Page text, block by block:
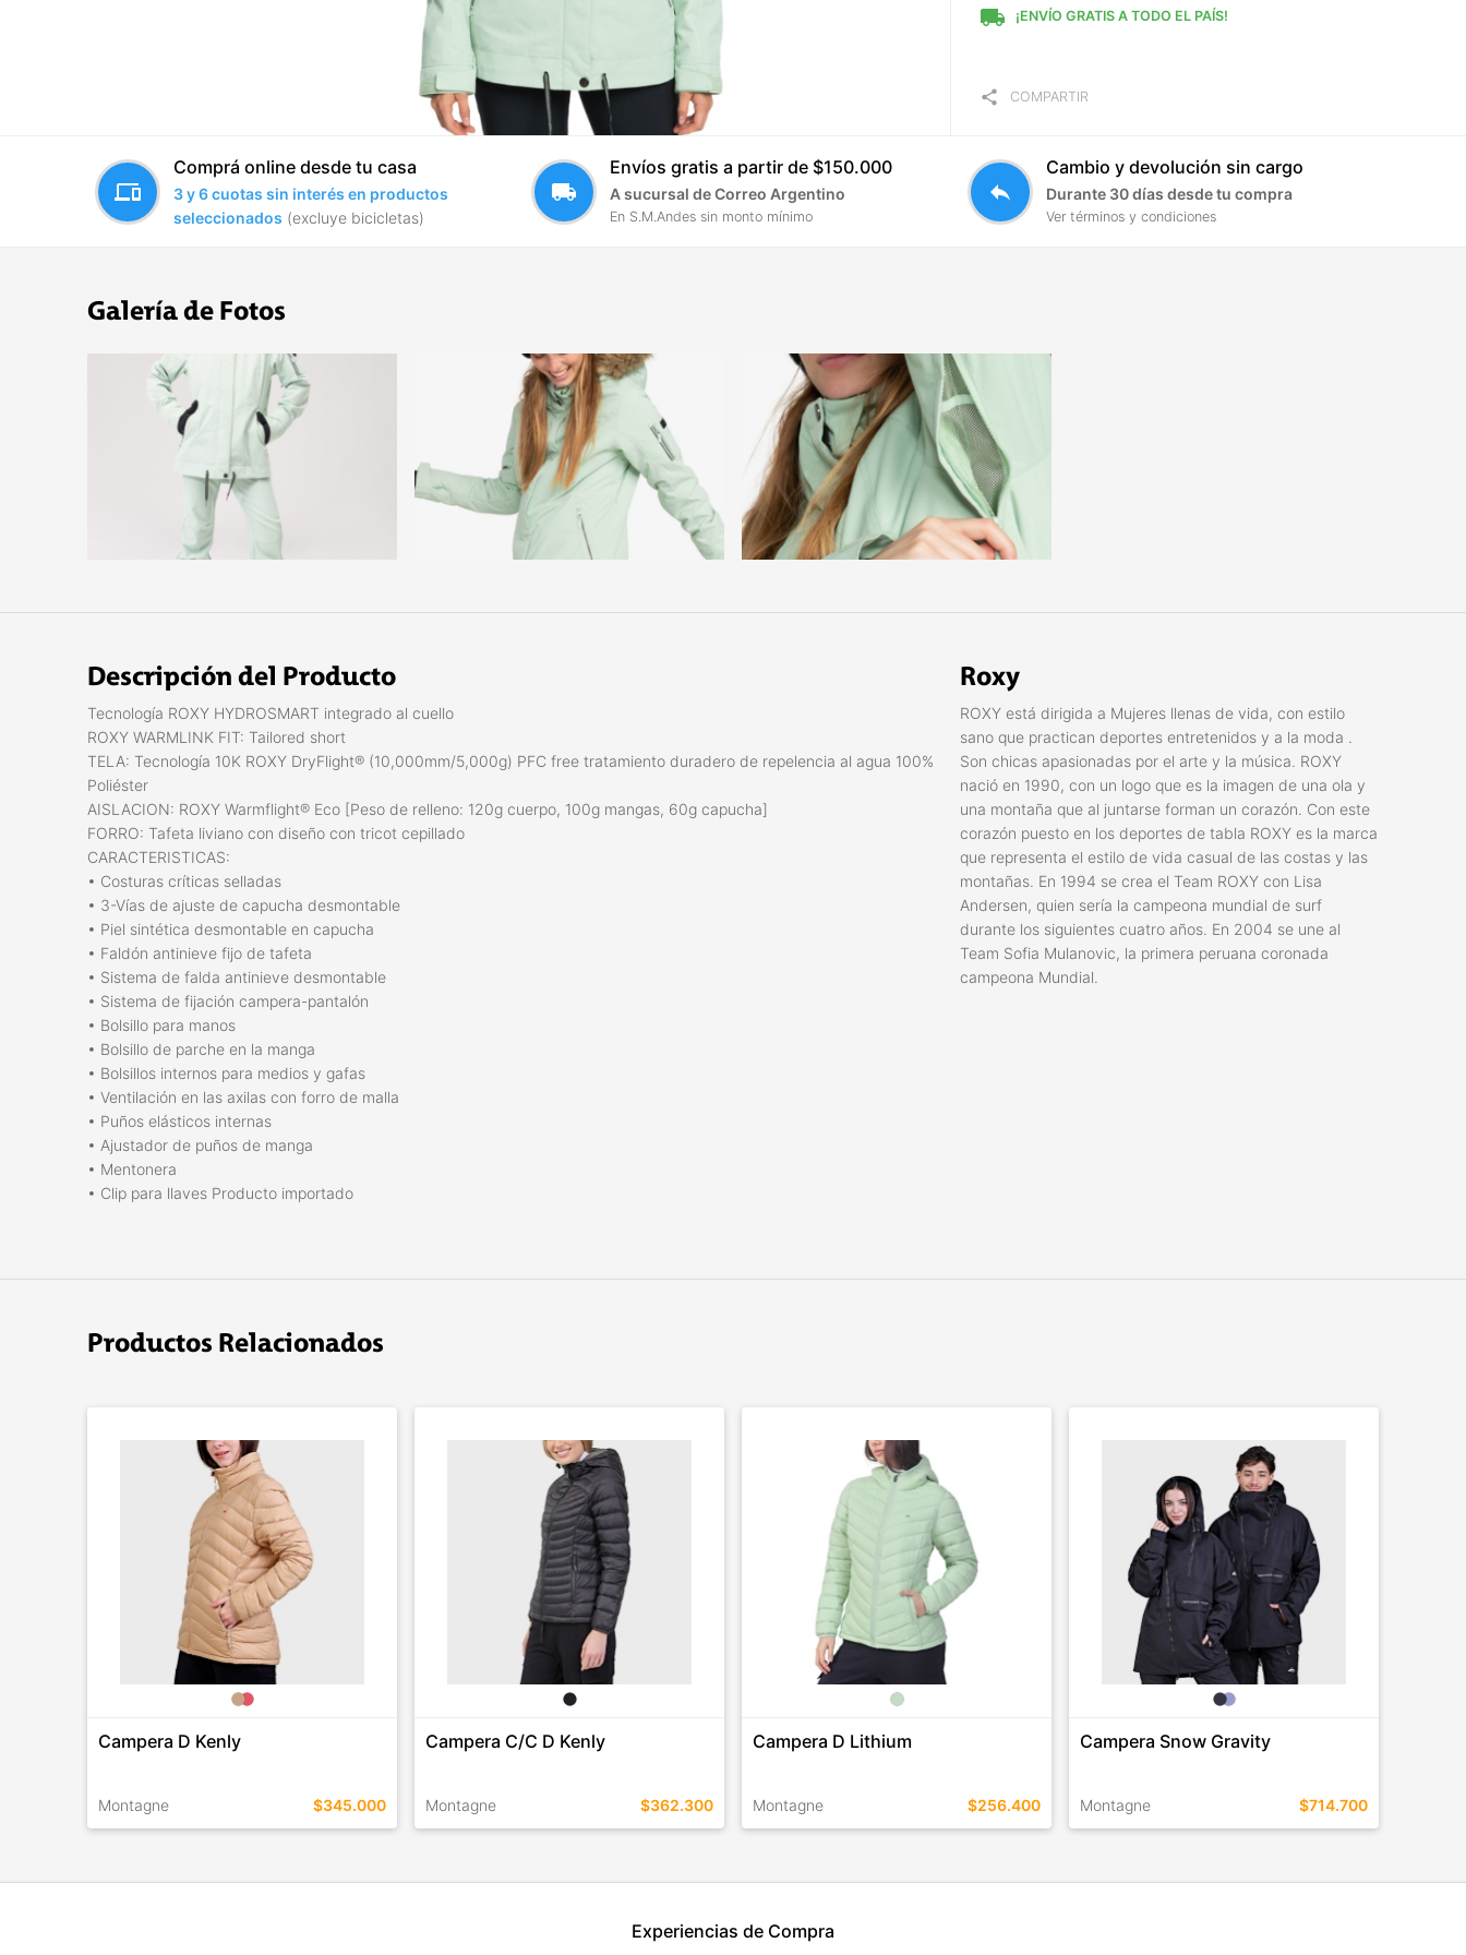
local_shipping ¡ENVÍO GRATIS A TODO EL PAÍS!
share COMPARTIR
devices
Comprá online desde tu casa
3 y 6 cuotas sin interés en productos
seleccionados (excluye bicicletas)
local_shipping
Envíos gratis a partir de $150.000
A sucursal de Correo Argentino
En S.M.Andes sin monto mínimo
reply
Cambio y devolución sin cargo
Durante 30 días desde tu compra
Ver términos y condiciones
Galería de Fotos
Descripción del Producto
Tecnología ROXY HYDROSMART integrado al cuello
ROXY WARMLINK FIT: Tailored short
TELA: Tecnología 10K ROXY DryFlight® (10,000mm/5,000g) PFC free tratamiento duradero de repelencia al agua 100%
Poliéster
AISLACION: ROXY Warmflight® Eco [Peso de relleno: 120g cuerpo, 100g mangas, 60g capucha]
FORRO: Tafeta liviano con diseño con tricot cepillado
CARACTERISTICAS:
• Costuras críticas selladas
• 3-Vías de ajuste de capucha desmontable
• Piel sintética desmontable en capucha
• Faldón antinieve fijo de tafeta
• Sistema de falda antinieve desmontable
• Sistema de fijación campera-pantalón
• Bolsillo para manos
• Bolsillo de parche en la manga
• Bolsillos internos para medios y gafas
• Ventilación en las axilas con forro de malla
• Puños elásticos internas
• Ajustador de puños de manga
• Mentonera
• Clip para llaves Producto importado
Roxy
ROXY está dirigida a Mujeres llenas de vida, con estilo
sano que practican deportes entretenidos y a la moda .
Son chicas apasionadas por el arte y la música. ROXY
nació en 1990, con un logo que es la imagen de una ola y
una montaña que al juntarse forman un corazón. Con este
corazón puesto en los deportes de tabla ROXY es la marca
que representa el estilo de vida casual de las costas y las
montañas. En 1994 se crea el Team ROXY con Lisa
Andersen, quien sería la campeona mundial de surf
durante los siguientes cuatro años. En 2004 se une al
Team Sofia Mulanovic, la primera peruana coronada
campeona Mundial.
Productos Relacionados
Campera D Kenly
Montagne $345.000
Campera C/C D Kenly
Montagne $362.300
Campera D Lithium
Montagne $256.400
Campera Snow Gravity
Montagne $714.700
Experiencias de Compra